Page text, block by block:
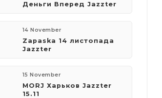
Деньги Вперед Jazzter
14 November
Zapaska 14 листопада
Jazzter
15 November
MORJ Харьков Jazzter
15.11